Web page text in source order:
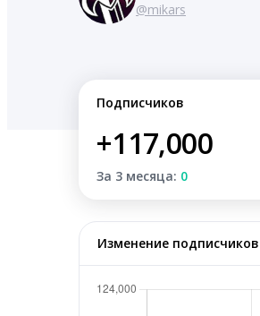
@mikars
Подписчиков
+117,000
За 3 месяца: 0
Изменение подписчиков